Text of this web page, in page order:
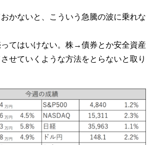
かないと、こういう急騰の波に乗れな
てはいけない。株→債券とか安全資産
せていくような方法をとらないと取り